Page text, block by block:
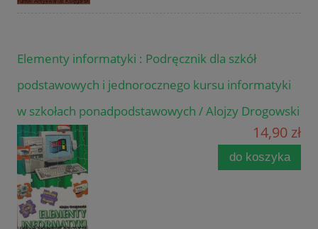
Elementy informatyki : Podręcznik dla szkół
podstawowych i jednorocznego kursu informatyki
w szkołach ponadpodstawowych / Alojzy Drogowski
14,90 zł
do koszyka